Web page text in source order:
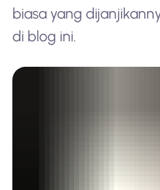
biasa yang
di blog ini.